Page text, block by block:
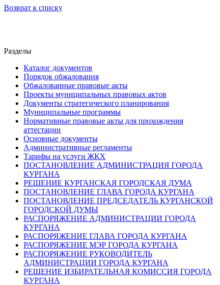
Возврат к списку
Разделы
Каталог документов
Порядок обжалования
Обжалованные правовые акты
Проекты муниципальных правовых актов
Документы стратегического планирования
Муниципальные программы
Нормативные правовые акты для прохождения
аттестации
Основные документы
Административные регламенты
Тарифы на услуги ЖКХ
ПОСТАНОВЛЕНИЕ АДМИНИСТРАЦИЯ ГОРОДА
КУРГАНА
РЕШЕНИЕ КУРГАНСКАЯ ГОРОДСКАЯ ДУМА
ПОСТАНОВЛЕНИЕ ГЛАВА ГОРОДА КУРГАНА
ПОСТАНОВЛЕНИЕ ПРЕДСЕДАТЕЛЬ КУРГАНСКОЙ
ГОРОДСКОЙ ДУМЫ
РАСПОРЯЖЕНИЕ АДМИНИСТРАЦИИ ГОРОДА
КУРГАНА
РАСПОРЯЖЕНИЕ ГЛАВА ГОРОДА КУРГАНА
РАСПОРЯЖЕНИЕ МЭР ГОРОДА КУРГАНА
РАСПОРЯЖЕНИЕ РУКОВОДИТЕЛЬ
АДМИНИСТРАЦИИ ГОРОДА КУРГАНА
РЕШЕНИЕ ИЗБИРАТЕЛЬНАЯ КОМИССИЯ ГОРОДА
КУРГАНА